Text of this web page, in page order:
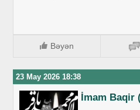
Bəyən
23 May 2026 18:38
İmam Baqir